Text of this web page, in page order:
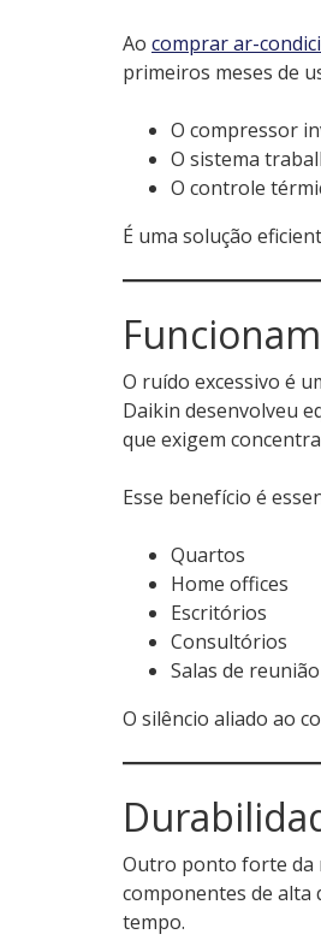
Ao comprar ar-
primeiros meses de
O compressor
O sistema
O controle
É uma solução
O ruído excessivo é
Daikin desenvolveu
que exigem
Esse benefício é
Quartos
Home offices
Escritórios
Consultórios
Salas de reunião
O silêncio aliado ao
Outro ponto forte da
componentes de alta
tempo.